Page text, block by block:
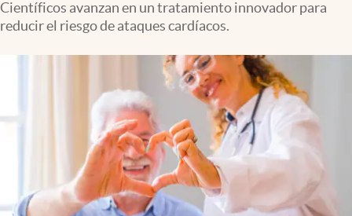
Infotechnology
Clase
Mundial 2026
Eventos Corporativos
El Cronista Studio
Mediakit
Científicos avanzan en un tratamiento innovador para
reducir el riesgo de ataques cardíacos.